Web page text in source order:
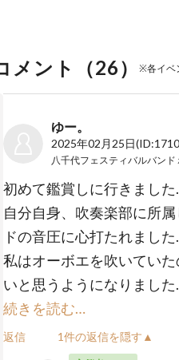
メント（26） ※各イベ
ゆー。
2025年02月25日
初めて鑑賞しに行きました
自分自身、吹奏楽部に所
ドの音圧に心打たれました
私はオーボエを吹いてい
いと思うようになりまし
続きを読む…
返信 1件の返信を隠す▲